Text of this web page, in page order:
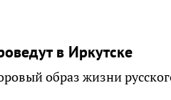
в Иркутске
образ жизни